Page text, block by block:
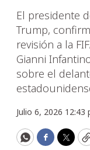
El presidente
Trump,
revisión a la
Gianni
sobre el
Julio 6, 2026 12:43
WhatsApp